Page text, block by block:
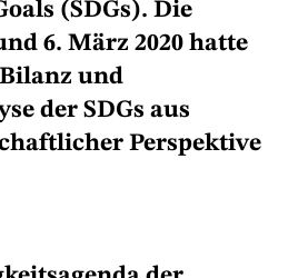
(SDGs). Die
6. März 2020 hatte
und
der SDGs aus
Perspektive